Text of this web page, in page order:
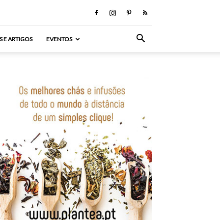
E ARTIGOS EVENTOS